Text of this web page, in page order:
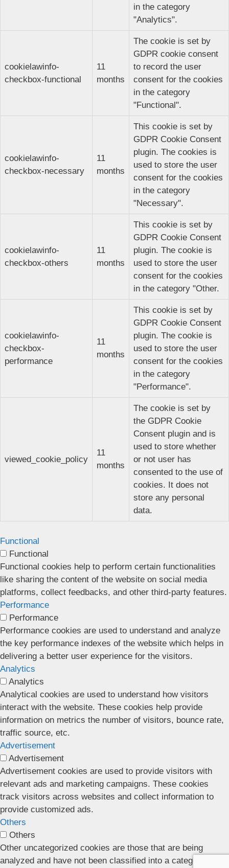
in the category
"Analytics".
cookielawinfo-
checkbox-functional
11
months
The cookie is set by
GDPR cookie consent
to record the user
consent for the cookies
in the category
"Functional".
cookielawinfo-
checkbox-necessary
11
months
This cookie is set by
GDPR Cookie Consent
plugin. The cookies is
used to store the user
consent for the cookies
in the category
"Necessary".
cookielawinfo-
checkbox-others
11
months
This cookie is set by
GDPR Cookie Consent
plugin. The cookie is
used to store the user
consent for the cookies
in the category "Other.
cookielawinfo-
checkbox-
performance
11
months
This cookie is set by
GDPR Cookie Consent
plugin. The cookie is
used to store the user
consent for the cookies
in the category
"Performance".
viewed_cookie_policy
11
months
The cookie is set by
the GDPR Cookie
Consent plugin and is
used to store whether
or not user has
consented to the use of
cookies. It does not
store any personal
data.
Functional
Functional
Functional cookies help to perform certain functionalities
like sharing the content of the website on social media
platforms, collect feedbacks, and other third-party features.
Performance
Performance
Performance cookies are used to understand and analyze
the key performance indexes of the website which helps in
delivering a better user experience for the visitors.
Analytics
Analytics
Analytical cookies are used to understand how visitors
interact with the website. These cookies help provide
information on metrics the number of visitors, bounce rate,
traffic source, etc.
Advertisement
Advertisement
Advertisement cookies are used to provide visitors with
relevant ads and marketing campaigns. These cookies
track visitors across websites and collect information to
provide customized ads.
Others
Others
Other uncategorized cookies are those that are being
analyzed and have not been classified into a category as